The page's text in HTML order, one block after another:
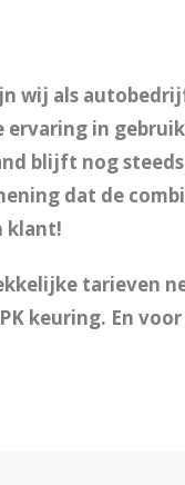
wij als
ervaring in
blijft nog
dat de
klant!
tarieven
keuring. En